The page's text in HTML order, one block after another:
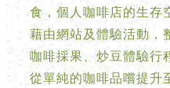
食，個人咖啡店的生存
藉由網站及體驗活動，
咖啡採果、炒豆體驗行
從單純的咖啡品嚐提升